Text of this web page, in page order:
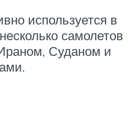
используется в
самолетов
Суданом и